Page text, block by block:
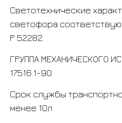
Светотехнические
светофора
Р 52282.
ГРУППА МЕХАНИЧЕСКОГО
17516.1-90.
Срок службы
менее 10л